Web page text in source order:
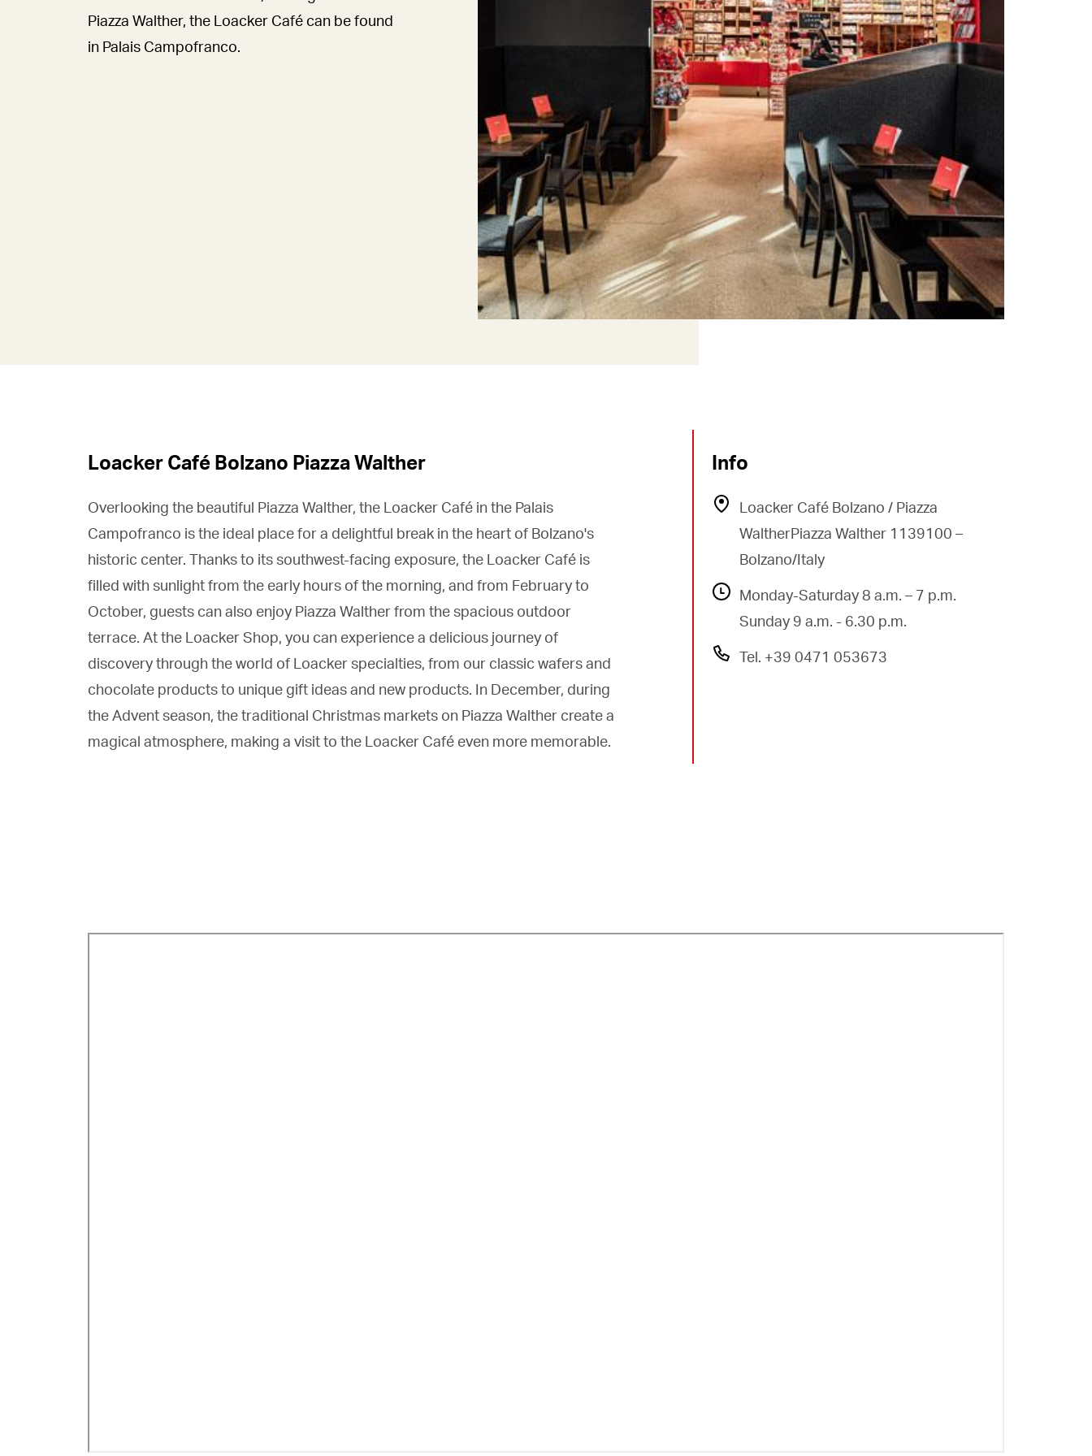
Piazza Walther, the Loacker Café can be found
in Palais Campofranco.
Loacker Café Bolzano Piazza Walther
Overlooking the beautiful Piazza Walther, the Loacker Café in the Palais
Campofranco is the ideal place for a delightful break in the heart of Bolzano's
historic center. Thanks to its southwest-facing exposure, the Loacker Café is
filled with sunlight from the early hours of the morning, and from February to
October, guests can also enjoy Piazza Walther from the spacious outdoor
terrace. At the Loacker Shop, you can experience a delicious journey of
discovery through the world of Loacker specialties, from our classic wafers and
chocolate products to unique gift ideas and new products. In December, during
the Advent season, the traditional Christmas markets on Piazza Walther create a
magical atmosphere, making a visit to the Loacker Café even more memorable.
Info
Loacker Café Bolzano / Piazza
WaltherPiazza Walther 1139100 –
Bolzano/Italy
Monday-Saturday 8 a.m. – 7 p.m.
Sunday 9 a.m. - 6.30 p.m.
Tel. +39 0471 053673